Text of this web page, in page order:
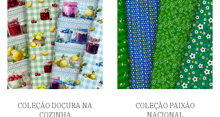
COLEÇÃO DOÇURA NA
COZINHA
COLEÇÃO PAIXÃO
NACIONAL